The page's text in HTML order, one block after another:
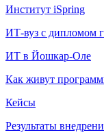
Институт iSpring
ИТ-вуз с дипломом
ИТ в Йошкар-Оле
Как живут
Кейсы
Результаты